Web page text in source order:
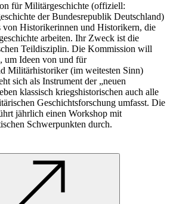
für Militärgeschichte (offiziell:
der Bundesrepublik Deutschland)
von Historikerinnen und Historikern, die
arbeiten. Ihr Zweck ist die
Teildisziplin. Die Kommission will
um Ideen von und für
Militärhistoriker (im weitesten Sinn)
sich als Instrument der „neuen
klassisch kriegshistorischen auch alle
Geschichtsforschung umfasst. Die
jährlich einen Workshop mit
Schwerpunkten durch.